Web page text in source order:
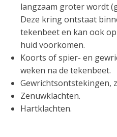
langzaam groter wordt
Deze kring ontstaat
tekenbeet en kan ook
huid voorkomen.
Koorts of spier- en
weken na de tekenbeet.
Gewrichtsontstekingen,
Zenuwklachten.
Hartklachten.